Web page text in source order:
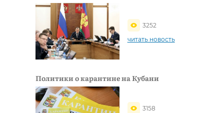
3252
читать новость
Политики о карантине на Кубани
3158